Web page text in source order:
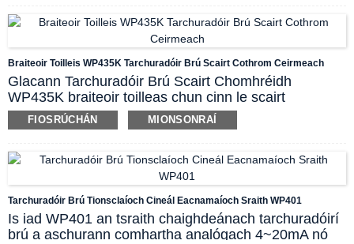
scáileán PV agus SV táscaire allamuigh ar shonraí
próisis ionchuir mar aon le lasca aschuir agus
athsheachadáin tiontaithe 4~20mA. Is ionstraim
thánaisteach phraiticiúil í lena comhoiriúnacht agus a
cost-éifeachtúlacht den scoth.
Braiteoir Toilleis WP435K Tarchuradóir Brú Scairt Cothrom Ceirmeach
Glacann Tarchuradóir Brú Scairt Chomhréidh
WP435K braiteoir toilleas chun cinn le scairt
chomhréidh ceirmeach. Cuireann an chuid fliuch
neamh-chuasach deireadh le criosanna marbha le
ghlanadh. Déanann feidhmíocht thar a bheith maith
agus neart meicniúil an chomhpháirt braite toilleas
ceirmeach an ionstraim ina réiteach is fearr do
mheáin ionsaitheacha in earnálacha íogaire
sláinteachais.
FIOSRÚCHÁN MIONSONRAÍ
Tarchuradóir Brú Tionsclaíoch Cineál Eacnamaíoch Sraith WP401
Is iad WP401 an tsraith chaighdeánach tarchuradóirí
brú a aschurann comhartha analógach 4~20mA nó